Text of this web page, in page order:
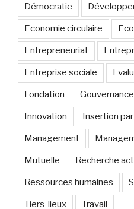
Démocratie
Economie circulaire
Entrepreneuriat
Entreprise sociale
Fondation Gouvernance
Innovation Insertion
Management
Mutuelle Recherche
Ressources humaines
Tiers-lieux Travail